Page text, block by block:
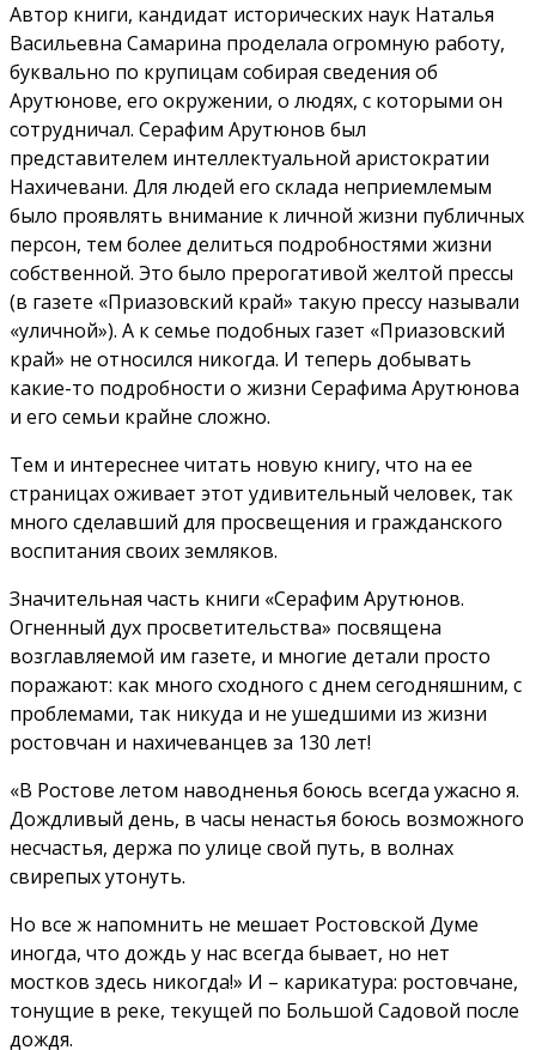
Автор книги, кандидат исторических наук Наталья
Васильевна Самарина проделала огромную работу,
буквально по крупицам собирая сведения об
Арутюнове, его окружении, о людях, с которыми он
сотрудничал. Серафим Арутюнов был
представителем интеллектуальной аристократии
Нахичевани. Для людей его склада неприемлемым
было проявлять внимание к личной жизни публичных
персон, тем более делиться подробностями жизни
собственной. Это было прерогативой желтой прессы
(в газете «Приазовский край» такую прессу называли
«уличной»). А к семье подобных газет «Приазовский
край» не относился никогда. И теперь добывать
какие-то подробности о жизни Серафима Арутюнова
и его семьи крайне сложно.
Тем и интереснее читать новую книгу, что на ее
страницах оживает этот удивительный человек, так
много сделавший для просвещения и гражданского
воспитания своих земляков.
Значительная часть книги «Серафим Арутюнов.
Огненный дух просветительства» посвящена
возглавляемой им газете, и многие детали просто
поражают: как много сходного с днем сегодняшним, с
проблемами, так никуда и не ушедшими из жизни
ростовчан и нахичеванцев за 130 лет!
«В Ростове летом наводненья боюсь всегда ужасно я.
Дождливый день, в часы ненастья боюсь возможного
несчастья, держа по улице свой путь, в волнах
свирепых утонуть.
Но все ж напомнить не мешает Ростовской Думе
иногда, что дождь у нас всегда бывает, но нет
мостков здесь никогда!» И – карикатура: ростовчане,
тонущие в реке, текущей по Большой Садовой после
дождя.